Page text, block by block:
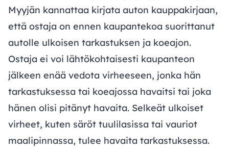
Myyjän kannattaa kirjata auton kauppakirjaan,
että ostaja on ennen kaupantekoa suorittanut
autolle ulkoisen tarkastuksen ja koeajon.
Ostaja ei voi lähtökohtaisesti kaupanteon
jälkeen enää vedota virheeseen, jonka hän
tarkastuksessa tai koeajossa havaitsi tai joka
hänen olisi pitänyt havaita. Selkeät ulkoiset
virheet, kuten säröt tuulilasissa tai vauriot
maalipinnassa, tulee havaita tarkastuksessa.